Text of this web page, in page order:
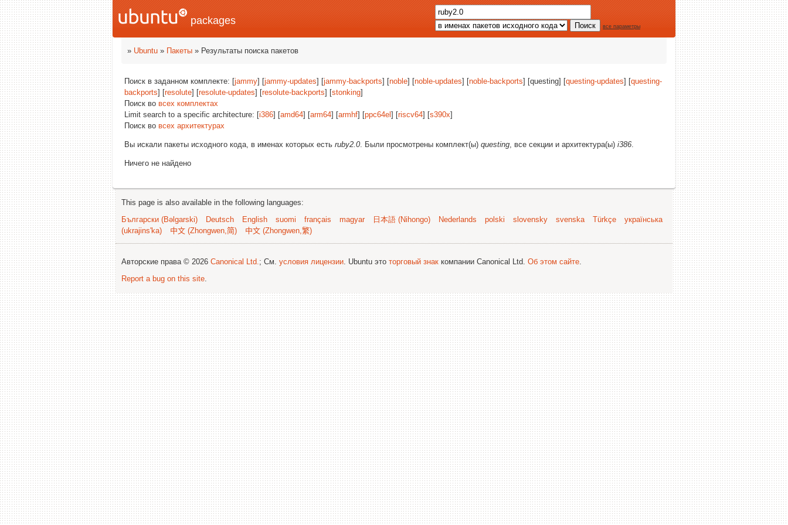
packages все параметры
» Ubuntu » Пакеты » Результаты поиска пакетов
Поиск в заданном комплекте: [jammy] [jammy-updates] [jammy-backports] [noble] [noble-updates] [noble-backports] [questing] [questing-updates] [questing-
backports] [resolute] [resolute-updates] [resolute-backports] [stonking]
Поиск во всех комплектах
Limit search to a specific architecture: [i386] [amd64] [arm64] [armhf] [ppc64el ] [riscv64] [s390x]
Поиск во всех архитектурах
Вы искали пакеты исходного кода, в именах которых есть ruby2.0. Были просмотрены комплект(ы) questing, все секции и архитектура(ы) i386.
Ничего не найдено
This page is also available in the following languages:
Български (Bəlgarski)
Deutsch English suomi français magyar 日本語 (Nihongo) Nederlands polski slovensky svenska Türkçe
українська
(ukrajins'ka)
中文 (Zhongwen,简) 中文 (Zhongwen,繁)
Авторские права © 2026 Canonical Ltd.; См. условия лицензии. Ubuntu это торговый знак компании Canonical Ltd. Об этом сайте.
Report a bug on this site.